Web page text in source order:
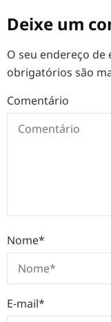
Deixe um
O seu endereço de
obrigatórios são
Comentário
Nome*
E-mail*